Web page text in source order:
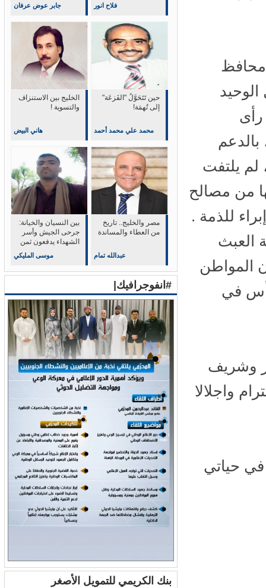
جابر عوض عرفان فلاح انور
‏الخليج بين الاستنزاف
والتسوية !
هاني البيض
حين تَتَحَوَّلُ "الفَزعَة"
إلى تُهمَة!
محمد علي محمد أحمد
بين النسيان والخيانة:
جرحى الجيش وأسر
الشهداء يدفعون ثمن
موسى المليكي
مصر والخليج.. تاريخ
من العطاء والمساندة
عبدالله تمام
#انفوجرافيك|
بنك الكريمي للتمويل الأصغر
يلتفت
من مصالح
للذمة .
في
وشريف
واجلالا
حياتي